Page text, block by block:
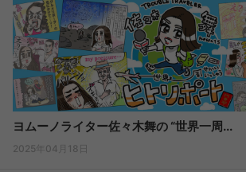
ヨムーノライター佐々木舞の “世界一周...
2025年04月18日